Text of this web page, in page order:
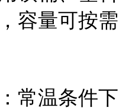
容量可按需
常温条件下